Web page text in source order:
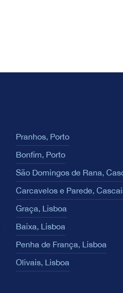
Pranhos, Porto
Bonfim, Porto
São Domingos de Rana,
Carcavelos e Parede,
Graça, Lisboa
Baixa, Lisboa
Penha de França, Lisboa
Olivais, Lisboa